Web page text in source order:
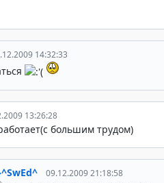
14:32:33
13:26:28
большим трудом)
09.12.2009 21:18:58